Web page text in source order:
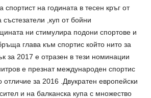
спортист на годината в тесен кръг от
състезатели ,куп от бойни
ни стимулира подони спортове и
глава към спортис който нито за
за 2017 е отразен в тези номинации
е презнат международен спортис
отличие за 2016 .Двукратен европейски
и на балканска купа с множество